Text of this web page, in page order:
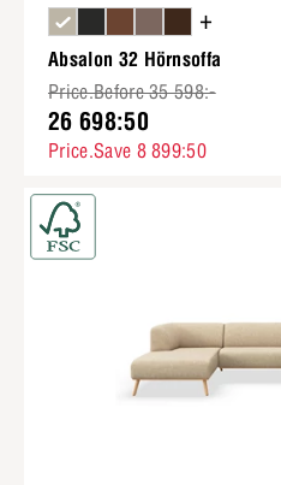
+
Absalon 32 Hörnsoffa
Price.Before 35 598:-
26 698:50
Price.Save 8 899:50